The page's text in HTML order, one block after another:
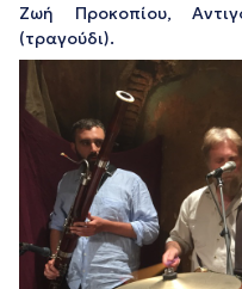
Ζωή Προκοπίου,
(τραγούδι).